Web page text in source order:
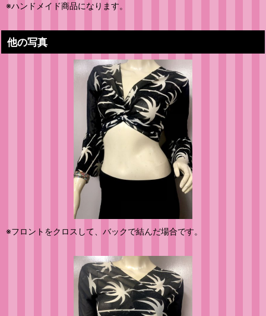
※ハンドメイド商品になります。
他の写真
※フロントをクロスして、バックで結んだ場合です。